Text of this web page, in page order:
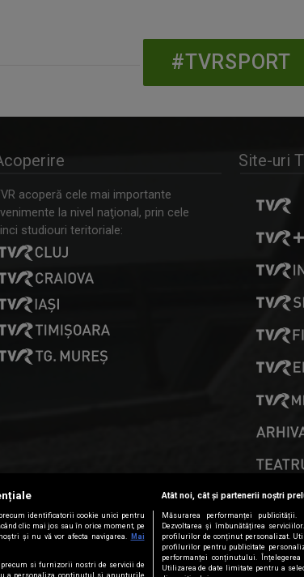
#TVRSPORT
acoperă cele mai importante
la nivel naţional, prin cele
studiouri teritoriale:
Site-uri
identificatorii cookie unici pentru
clic mai jos sau în orice moment, pe
și nu vă vor afecta navigarea.
Mai
si furnizorii nostri de servicii de
a personaliza continutul si anunturile
Atât noi, cât și partenerii noștri
Măsurarea performanței
Dezvoltarea și îmbunătățirea
profilurilor de conținut personalizat.
profilurilor pentru publicitate
performanței conținutului.
Utilizarea de date limitate pentru a